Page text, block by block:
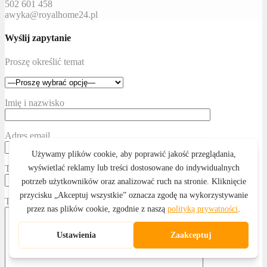
502 601 458
awyka@royalhome24.pl
Wyślij zapytanie
Proszę określić temat
Imię i nazwisko
Adres email
Telefon kontaktowy
Treść wiadomości